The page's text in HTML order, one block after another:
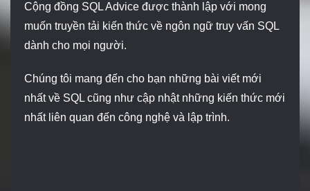
Cộng đồng SQL Advice được thành lập với mong
muốn truyền tải kiến thức về ngôn ngữ truy vấn SQL
dành cho mọi người.
Chúng tôi mang đến cho bạn những bài viết mới
nhất về SQL cũng như cập nhật những kiến thức mới
nhất liên quan đến công nghệ và lập trình.